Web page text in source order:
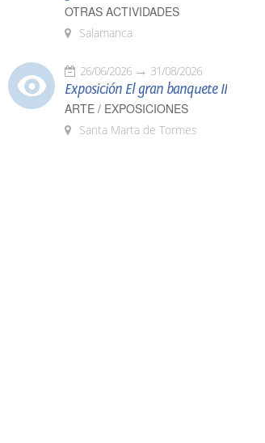
OTRAS ACTIVIDADES
Salamanca
26/06/2026 31/08/2026
Exposición El gran banquete II
ARTE / EXPOSICIONES
Santa Marta de Tormes